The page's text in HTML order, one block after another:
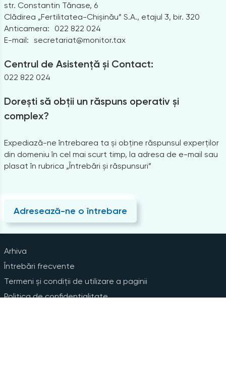
str. Constantin Tănase, 6
Clădirea „Fertilitatea-Chișinău” S.A., etajul 3, bir. 320
Anticamera:
022 822 024
E-mail: secretariat@monitor.tax
Centrul de Asistență și Contact:
022 822 024
Dorești să obții un răspuns operativ și
complex?
Expediază-ne întrebarea ta și obține răspunsul experților
din domeniu în cel mai scurt timp, la adresa de e-mail sau
plasat în rubrica „Întrebări și răspunsuri”
Adresează-ne o întrebare
Arhiva
Întrebări frecvente
Termeni și condiții de utilizare a paginii
Politica de confidențialitate